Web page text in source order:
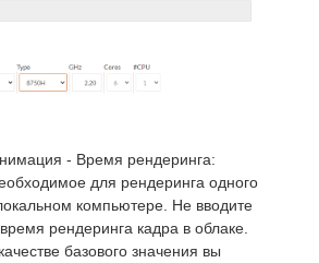
- Время рендеринга:
для рендеринга одного
компьютере. Не вводите
рендеринга кадра в облаке.
базового значения вы